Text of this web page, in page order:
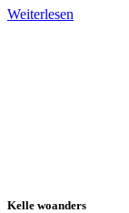
Weiterlesen
Kelle woanders